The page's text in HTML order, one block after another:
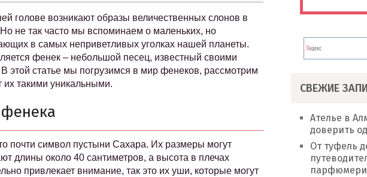
голове возникают образы величественных слонов в
не так часто мы вспоминаем о маленьких, но
в самых неприветливых уголках нашей планеты.
фенек – небольшой песец, известный своими
статье мы погрузимся в мир фенеков, рассмотрим
их такими уникальными.
почти символ пустыни Сахара. Их размеры могут
длины около 40 сантиметров, а высота в плечах
привлекает внимание, так это их уши, которые могут
СВЕЖИЕ
Ателье в
доверить
От туфель